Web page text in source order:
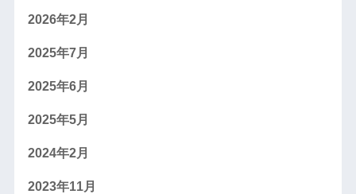
2026年2月
2025年7月
2025年6月
2025年5月
2024年2月
2023年11月